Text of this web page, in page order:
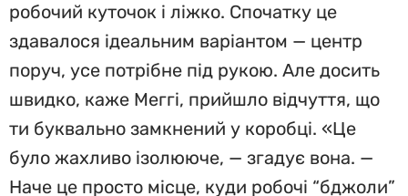
робочий куточок і ліжко. Спочатку це
здавалося ідеальним варіантом — центр
поруч, усе потрібне під рукою. Але досить
швидко, каже Меггі, прийшло відчуття, що
ти буквально замкнений у коробці. «Це
було жахливо ізолююче, — згадує вона. —
Наче це просто місце, куди робочі “бджоли”